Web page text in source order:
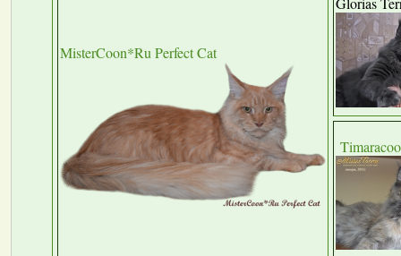
MisterCoon*Ru Perfect Cat